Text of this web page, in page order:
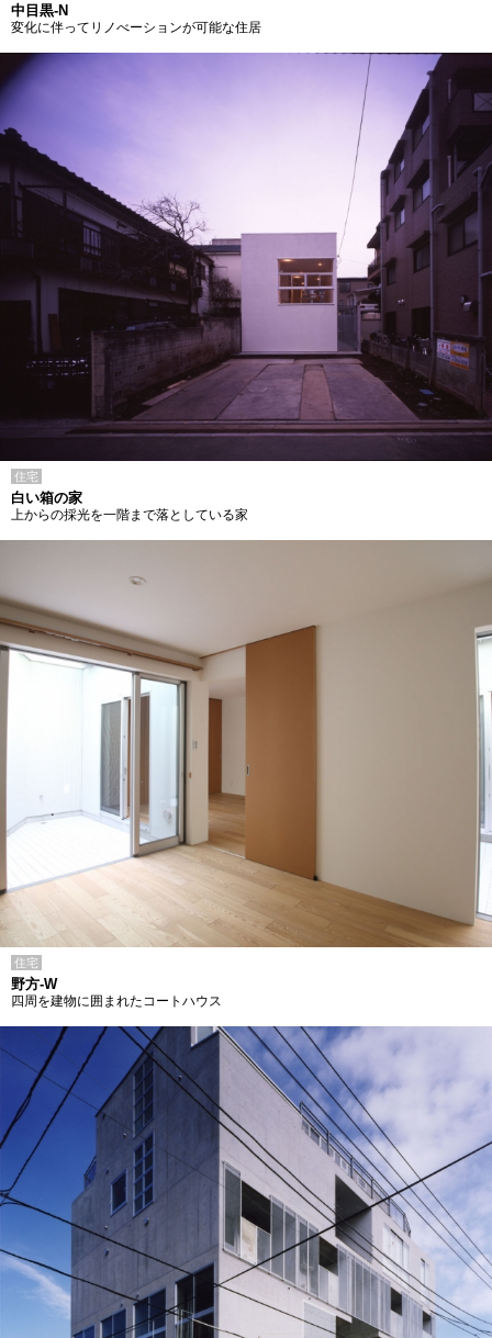
中目黒-N
変化に伴ってリノべーションが可能な住居
住宅
白い箱の家
上からの採光を一階まで落としている家
住宅
野方-W
四周を建物に囲まれたコートハウス